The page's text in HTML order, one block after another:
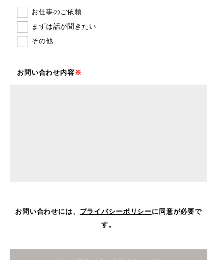
お仕事のご依頼
まずは話が聞きたい
その他
お問い合わせ内容 ※
お問い合わせには、 プライバシーポリシーに同意が必要で
す。